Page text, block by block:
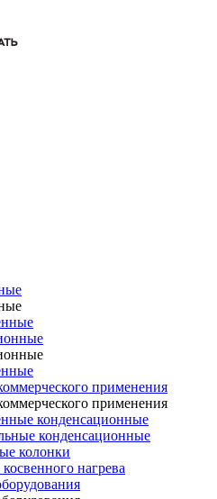
применения
применения
конденсационные
конденсационные
колонки
нагрева